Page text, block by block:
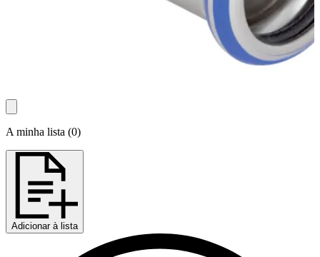
A minha lista (0)
Adicionar à lista